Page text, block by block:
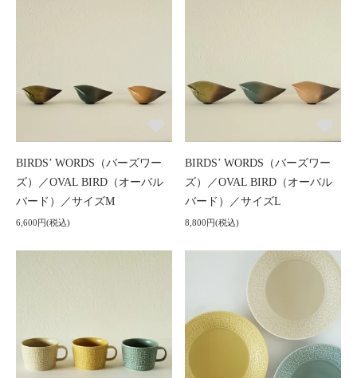
BIRDS’ WORDS（バーズワー
ズ）／OVAL BIRD（オーバル
バード）／サイズM
6,600円(税込)
BIRDS’ WORDS（バーズワー
ズ）／OVAL BIRD（オーバル
バード）／サイズL
8,800円(税込)